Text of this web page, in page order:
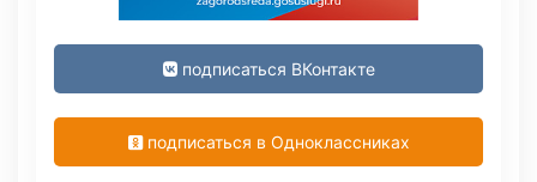
подписаться ВКонтакте
подписаться в Одноклассниках